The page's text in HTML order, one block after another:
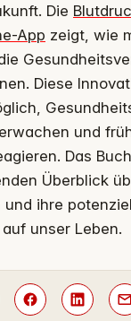
Die
App zeigt, wie
Diese
und
Das
Überblick
ihre
unser Leben.